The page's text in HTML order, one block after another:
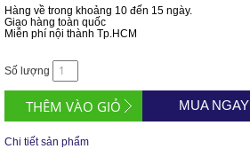
Hàng về trong khoảng 10 đến 15 ngày.
Giao hàng toàn quốc
Miễn phí nội thành Tp.HCM
Số lượng
MUA NGAY
Chi tiết sản phẩm